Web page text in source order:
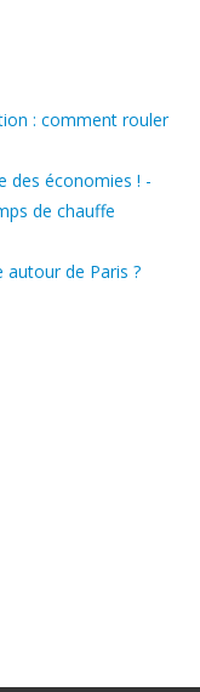
: comment rouler
des économies ! -
de chauffe
de Paris ?